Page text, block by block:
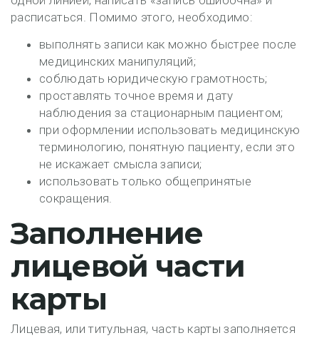
расписаться. Помимо этого, необходимо:
выполнять записи как можно быстрее после
медицинских манипуляций;
соблюдать юридическую грамотность;
проставлять точное время и дату
наблюдения за стационарным пациентом;
при оформлении использовать медицинскую
терминологию, понятную пациенту, если это
не искажает смысла записи;
использовать только общепринятые
сокращения.
Заполнение
лицевой части
карты
Лицевая, или титульная, часть карты заполняется